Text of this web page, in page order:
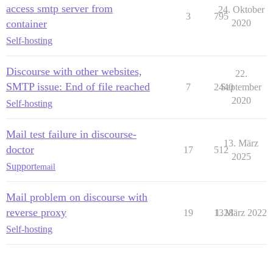
access smtp server from
container
Self-hosting
3 795
24. Oktober
2020
Discourse with other websites,
SMTP issue: End of file reached
Self-hosting
7 2440
22.
September
2020
Mail test failure in discourse-
doctor
Supportemail
17 512
13. März
2025
Mail problem on discourse with
reverse proxy
Self-hosting
19 1328
1. März 2022